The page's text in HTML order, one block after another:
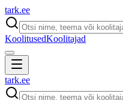
tark.ee
KoolitusedKoolitajad
tark.ee